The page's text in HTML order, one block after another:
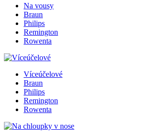
Na vousy
Braun
Philips
Remington
Rowenta
Víceúčelové
Braun
Philips
Remington
Rowenta